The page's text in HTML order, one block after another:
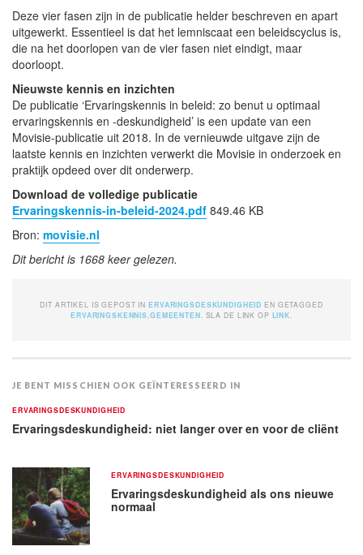
Deze vier fasen zijn in de publicatie helder beschreven en apart
uitgewerkt. Essentieel is dat het lemniscaat een beleidscyclus is,
die na het doorlopen van de vier fasen niet eindigt, maar
doorloopt.
Nieuwste kennis en inzichten
De publicatie ‘Ervaringskennis in beleid: zo benut u optimaal
ervaringskennis en -deskundigheid’ is een update van een
Movisie-publicatie uit 2018. In de vernieuwde uitgave zijn de
laatste kennis en inzichten verwerkt die Movisie in onderzoek en
praktijk opdeed over dit onderwerp.
Download de volledige publicatie
Ervaringskennis-in-beleid-2024.pdf 849.46 KB
Bron: movisie.nl
Dit bericht is 1668 keer gelezen.
DIT ARTIKEL IS GEPOST INERVARINGSDESKUNDIGHEID EN GETAGGED
ERVARINGSKENNIS GEMEENTEN . SLA DE LINK OP LINK
JE BENT MISSCHIEN OOK GEÏNTERESSEERD IN
ERVARINGSDESKUNDIGHEID
Ervaringsdeskundigheid: niet langer over en voor de cliënt
ERVARINGSDESKUNDIGHEID
Ervaringsdeskundigheid als ons nieuwe
normaal